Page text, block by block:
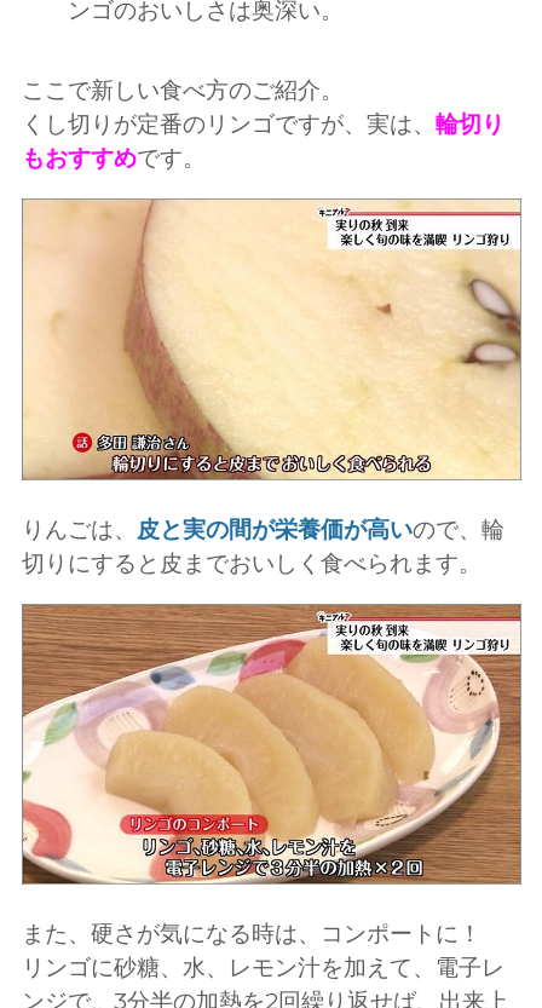
ンゴのおいしさは奥深い。
ここで新しい食べ方のご紹介。
くし切りが定番のリンゴですが、実は、 輪切り
もおすすめです。
りんごは、 皮と実の間が栄養価が高いので、輪
切りにすると皮までおいしく食べられます。
また、硬さが気になる時は、コンポートに！
リンゴに砂糖、水、レモン汁を加えて、電子レ
ンジで、3分半の加熱を2回繰り返せば、出来上